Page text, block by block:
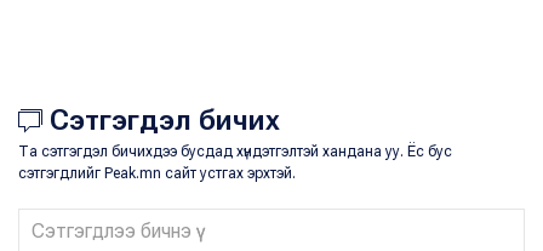
Сэтгэгдэл бичих
Та сэтгэгдэл бичихдээ бусдад хүндэтгэлтэй хандана уу. Ёс бус
сэтгэгдлийг Peak.mn сайт устгах эрхтэй.